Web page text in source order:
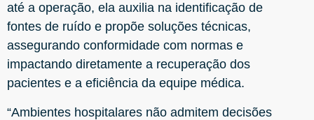
até a operação, ela auxilia na identificação de
fontes de ruído e propõe soluções técnicas,
assegurando conformidade com normas e
impactando diretamente a recuperação dos
pacientes e a eficiência da equipe médica.
“Ambientes hospitalares não admitem decisões